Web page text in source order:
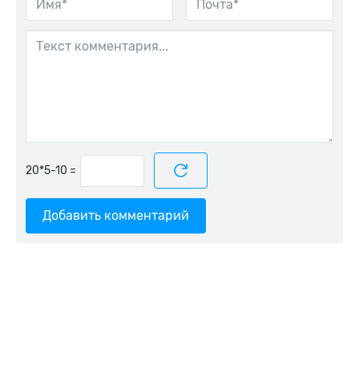
=
Добавить комментарий